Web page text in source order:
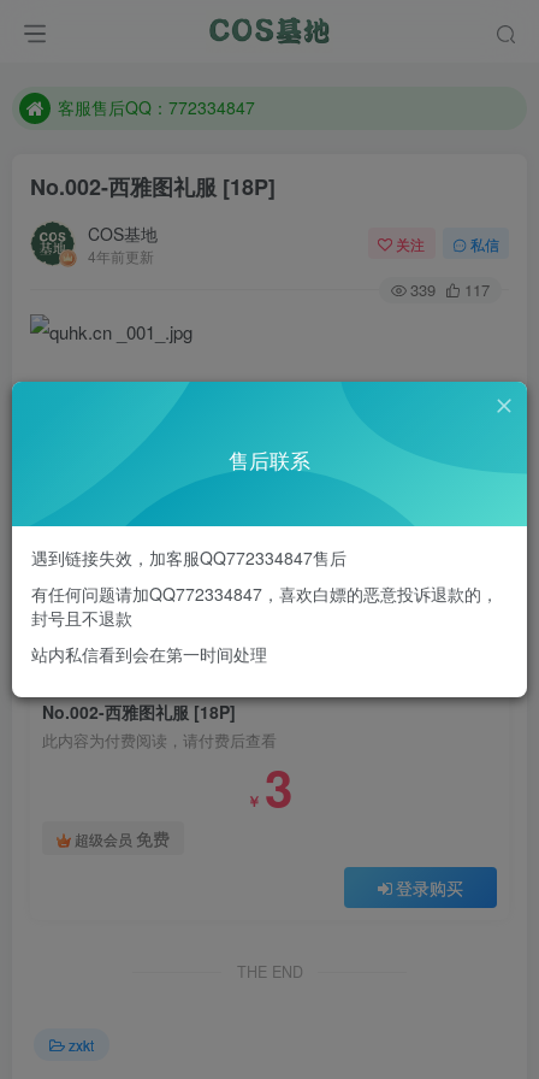
遇到任何问题加客服QQ：772334847
客服售后QQ：772334847
防失联：百度搜索《一七天佳》，实时查看最新站点。
No.002-西雅图礼服 [18P]
COS基地
4年前更新
关注 私信
339 117
此处内容已隐藏，请付费后查看
No.002-西雅图礼服 [18P]
此内容为付费阅读，请付费后查看
￥ 3
超级会员 免费
登录购买
THE END
zxkt
售后联系
遇到链接失效，加客服QQ772334847售后
有任何问题请加QQ772334847，喜欢白嫖的恶意投诉退款的，
封号且不退款
站内私信看到会在第一时间处理